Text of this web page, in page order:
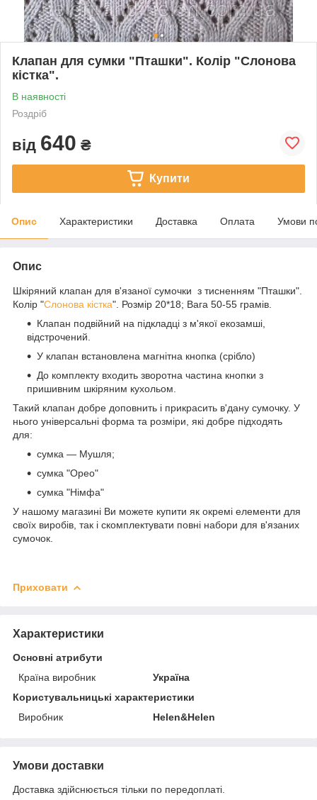
Клапан для сумки "Пташки". Колір "Слонова
кістка".
В наявності
Роздріб
від 640 ₴
Купити
Опис Характеристики Доставка Оплата Умови
Опис
Шкіряний клапан для в'язаної сумочки з тисненням "Пташки".
Колір "Слонова кістка". Розмір 20*18; Вага 50-55 грамів.
Клапан подвійний на підкладці з м'якої екозамші,
відстрочений.
У клапан встановлена магнітна кнопка (срібло)
До комплекту входить зворотна частина кнопки з
пришивним шкіряним кухольом.
Такий клапан добре доповнить і прикрасить в'дану сумочку. У
нього універсальні форма та розміри, які добре підходять
для:
сумка — Мушля;
сумка "Орео"
сумка "Німфа"
У нашому магазині Ви можете купити як окремі елементи для
своїх виробів, так і скомплектувати повні набори для в'язаних
сумочок.
Приховати
Характеристики
Основні атрибути
Країна виробник
Україна
Користувальницькі характеристики
Виробник
Helen&Helen
Умови доставки
Доставка здійснюється тільки по передоплаті.